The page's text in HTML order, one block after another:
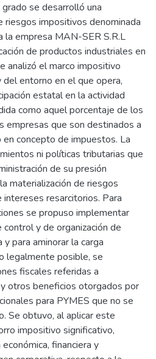
se desarrolló una
riesgos impositivos denominada
la empresa MAN-SER S.R.L
de productos industriales en
analizó el marco impositivo
del entorno en el que opera,
estatal en la actividad
como aquel porcentaje de los
empresas que son destinados a
concepto de impuestos. La
ni políticas tributarias que
de su presión
materialización de riesgos
resarcitorios. Para
se propuso implementar
y de organización de
para aminorar la carga
legalmente posible, se
fiscales referidas a
otros beneficios otorgados por
para PYMES que no se
Se obtuvo, al aplicar este
impositivo significativo,
financiera y